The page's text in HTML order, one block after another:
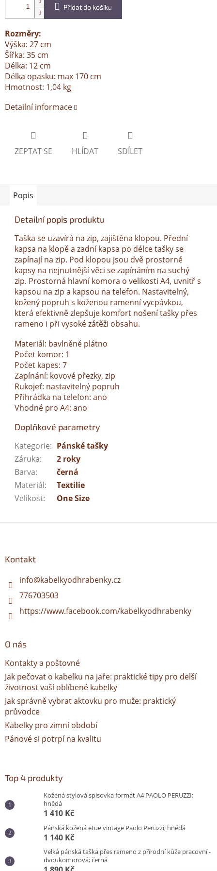
Přidat do košíku
Rozměry:
Výška: 27 cm
Šířka: 35 cm
Délka: 12 cm
Délka opasku: max 170 cm
Hmotnost: 1,04 kg
Detailní informace
ZEPTAT SE HLÍDAT SDÍLET
Popis
Detailní popis produktu
Taška se uzavírá na zip, zajištěna klopou. Přední
kapsa na klopě a zadní kapsa po délce tašky se
zapínají na zip. Pod klopou jsou dvě prostorné
kapsy na nejnutnější věci se zapínáním na suchý
zip. Prostorná hlavní komora o velikosti A4, uvnitř s
kapsou na zip a kapsou na telefon. Nastavitelný,
kožený popruh s koženou ramenní vycpávkou,
která efektivně zlepšuje komfort nošení tašky přes
rameno i při vysoké zátěži obsahu.
Materiál: bavlněné plátno
Počet komor: 1
Počet kapes: 7
Zapínání: kovové přezky, zip
Rukojeť: nastavitelný popruh
Přihrádka na telefon: ano
Vhodné pro A4: ano
Doplňkové parametry
Kategorie: Pánské tašky
Záruka:
2 roky
Barva:
černá
Materiál:
Textilie
Velikost: One Size
Kontakt
info@kabelkyodhrabenky.cz
776703503
https://www.facebook.com/kabelkyodhrabenky
O nás
Kontakty a poštovné
Jak pečovat o kabelku na jaře: praktické tipy pro delší
životnost vaší oblíbené kabelky
Jak správně vybrat aktovku pro muže: praktický
průvodce
Kabelky pro zimní období
Pánové si potrpí na kvalitu
Top 4 produkty
Kožená stylová spisovka formát A4 PAOLO PERUZZI;
hnědá
1 410 Kč
Pánská kožená etue vintage Paolo Peruzzi; hnědá
1 140 Kč
Velká pánská taška přes rameno z přírodní kůže pracovní -
dvoukomorová; černá